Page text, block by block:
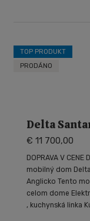
Delta
€ 11 700,00
DOPRAVA V CENE
mobilný dom
Anglicko Tento
celom dome
, kuchynská linka
TOP PRODUKT
PRODÁNO